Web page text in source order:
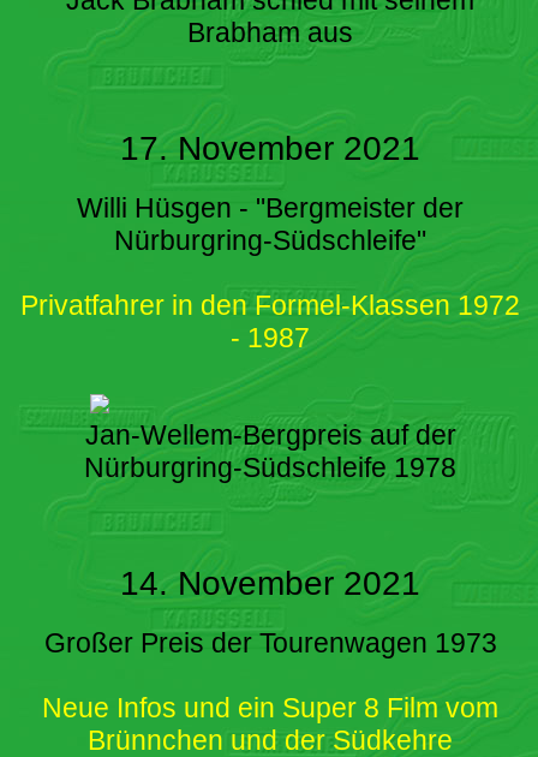
Brabham aus
17. November 2021
Willi Hüsgen - "Bergmeister der
Nürburgring-Südschleife"
Privatfahrer in den Formel-Klassen 1972
- 1987
Jan-Wellem-Bergpreis auf der
Nürburgring-Südschleife 1978
14. November 2021
Großer Preis der Tourenwagen 1973
Neue Infos und ein Super 8 Film vom
Brünnchen und der Südkehre